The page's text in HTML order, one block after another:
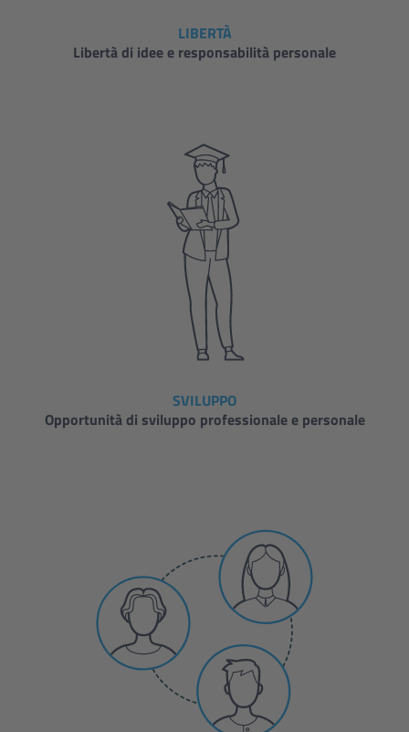
LIBERTÀ
Libertà di idee e responsabilità personale
SVILUPPO
Opportunità di sviluppo professionale e personale